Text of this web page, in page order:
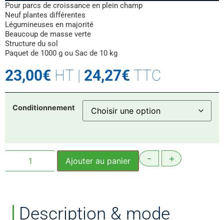
Pour parcs de croissance en plein champ
Neuf plantes différentes
Légumineuses en majorité
Beaucoup de masse verte
Structure du sol
Paquet de 1000 g ou Sac de 10 kg
23,00€ HT | 24,27€ TTC
Conditionnement
- +
Ajouter au panier
Description & mode